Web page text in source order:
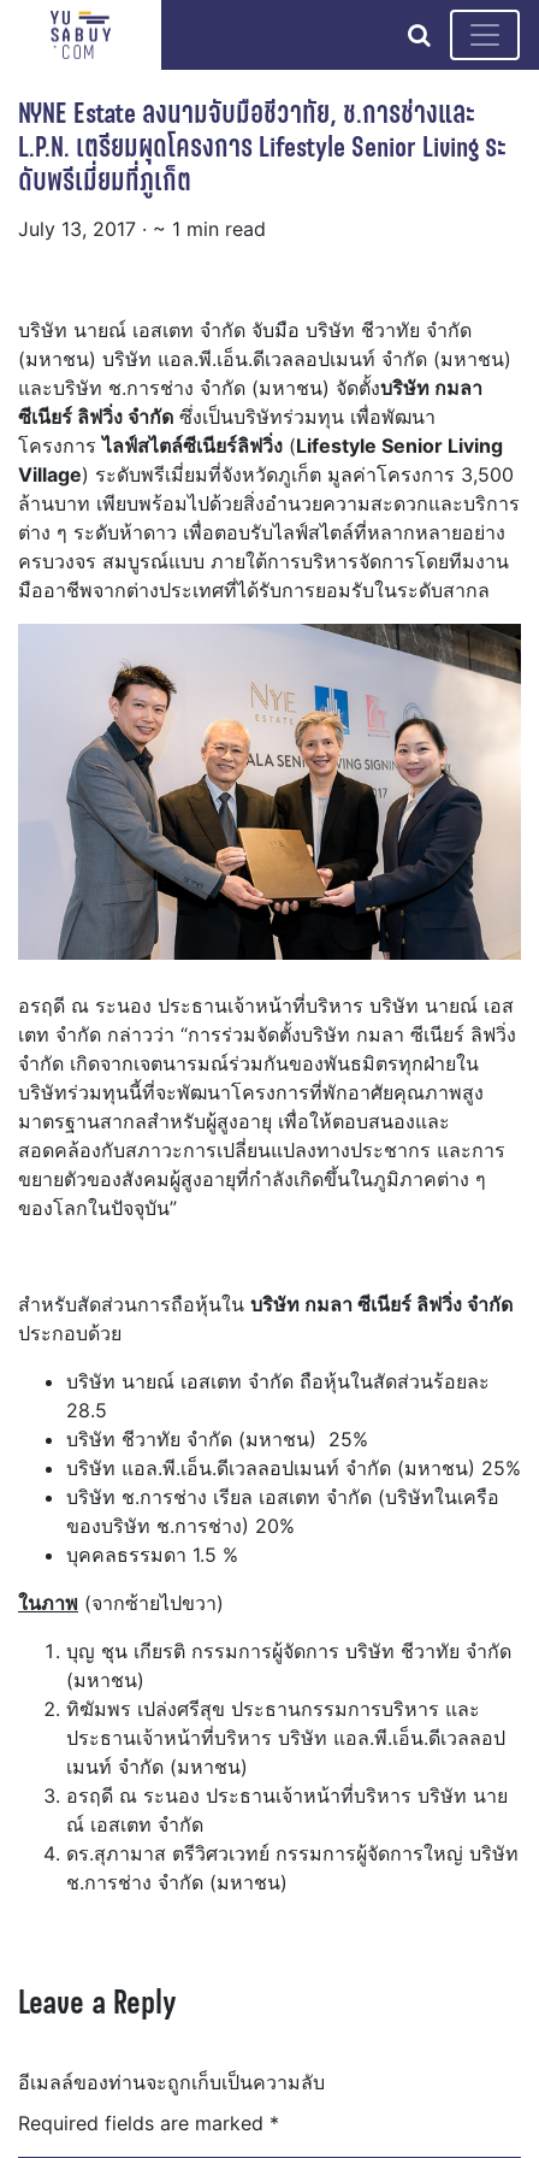
search
NYNE Estate ลงนามจับมือชีวาทัย, ช.การช่างและ
L.P.N. เตรียมผุดโครงการ Lifestyle Senior Living ระ
ดับพรีเมี่ยมที่ภูเก็ต
July 13, 2017 · ~ 1 min read
บริษัท นายณ์ เอสเตท จำกัด จับมือ บริษัท ชีวาทัย จำกัด
(มหาชน) บริษัท แอล.พี.เอ็น.ดีเวลลอปเมนท์ จำกัด (มหาชน)
และบริษัท ช.การช่าง จำกัด (มหาชน) จัดตั้งบริษัท กมลา
ซีเนียร์ ลิฟวิ่ง จำกัด ซึ่งเป็นบริษัทร่วมทุน เพื่อพัฒนา
โครงการไลฟ์สไตล์ซีเนียร์ลิฟวิ่ง (Lifestyle Senior Living
Village) ระดับพรีเมี่ยมที่จังหวัดภูเก็ต มูลค่าโครงการ 3,500
ล้านบาท เพียบพร้อมไปด้วยสิ่งอำนวยความสะดวกและบริการ
ต่าง ๆ ระดับห้าดาว เพื่อตอบรับไลฟ์สไตล์ที่หลากหลายอย่าง
ครบวงจร สมบูรณ์แบบ ภายใต้การบริหารจัดการโดยทีมงาน
มืออาชีพจากต่างประเทศที่ได้รับการยอมรับในระดับสากล
อรฤดี ณ ระนอง ประธานเจ้าหน้าที่บริหาร บริษัท นายณ์ เอส
เตท จำกัด กล่าวว่า “การร่วมจัดตั้งบริษัท กมลา ซีเนียร์ ลิฟวิ่ง
จำกัด เกิดจากเจตนารมณ์ร่วมกันของพันธมิตรทุกฝ่ายใน
บริษัทร่วมทุนนี้ที่จะพัฒนาโครงการที่พักอาศัยคุณภาพสูง
มาตรฐานสากลสำหรับผู้สูงอายุ เพื่อให้ตอบสนองและ
สอดคล้องกับสภาวะการเปลี่ยนแปลงทางประชากร และการ
ขยายตัวของสังคมผู้สูงอายุที่กำลังเกิดขึ้นในภูมิภาคต่าง ๆ
ของโลกในปัจจุบัน”
สำหรับสัดส่วนการถือหุ้นใน บริษัท กมลา ซีเนียร์ ลิฟวิ่ง จำกัด
ประกอบด้วย
บริษัท นายณ์ เอสเตท จำกัด ถือหุ้นในสัดส่วนร้อยละ
28.5
บริษัท ชีวาทัย จำกัด (มหาชน) 25%
บริษัท แอล.พี.เอ็น.ดีเวลลอปเมนท์ จำกัด (มหาชน) 25%
บริษัท ช.การช่าง เรียล เอสเตท จำกัด (บริษัทในเครือ
ของบริษัท ช.การช่าง) 20%
บุคคลธรรมดา 1.5 %
ในภาพ (จากซ้ายไปขวา)
บุญ ชุน เกียรติ กรรมการผู้จัดการ บริษัท ชีวาทัย จำกัด
(มหาชน)
ทิฆัมพร เปล่งศรีสุข ประธานกรรมการบริหาร และ
ประธานเจ้าหน้าที่บริหาร บริษัท แอล.พี.เอ็น.ดีเวลลอป
เมนท์ จำกัด (มหาชน)
อรฤดี ณ ระนอง ประธานเจ้าหน้าที่บริหาร บริษัท นาย
ณ์ เอสเตท จำกัด
ดร.สุภามาส ตรีวิศวเวทย์ กรรมการผู้จัดการใหญ่ บริษัท
ช.การช่าง จำกัด (มหาชน)
Leave a Reply
อีเมลล์ของท่านจะถูกเก็บเป็นความลับ
Required fields are marked *